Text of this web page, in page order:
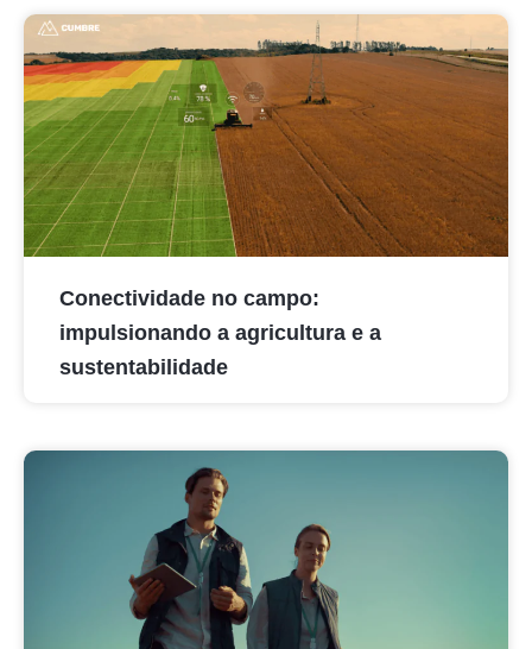
Conectividade no campo:
impulsionando a agricultura e a
sustentabilidade